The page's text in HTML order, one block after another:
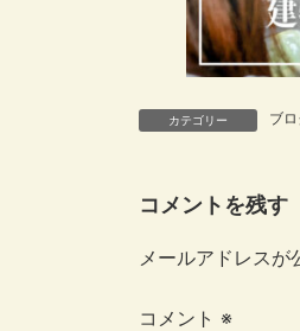
カテゴリー ブ
コメントを残す
メールアドレスが
コメント ※